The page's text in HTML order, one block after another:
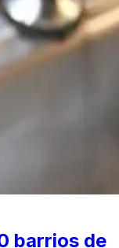
barrios de